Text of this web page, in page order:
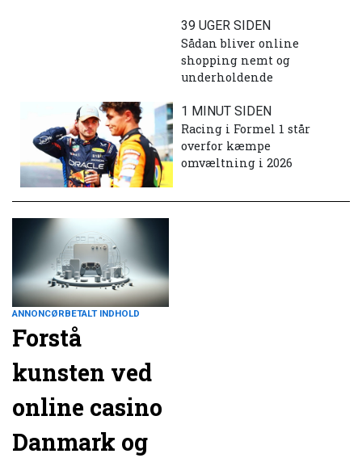
39 UGER SIDEN
Sådan bliver online
shopping nemt og
underholdende
1 MINUT SIDEN
Racing i Formel 1 står
overfor kæmpe
omvæltning i 2026
ANNONCØRBETALT INDHOLD
Forstå
kunsten ved
online casino
Danmark og